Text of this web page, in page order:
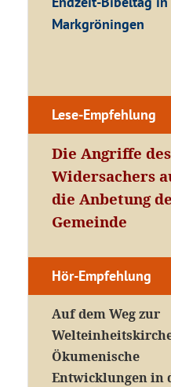
Markgröningen
Lese-Empfehlung
Die Angriffe des
Widersachers
die Anbetung
Gemeinde
Hör-Empfehlung
Auf dem Weg zur
Ökumenische
Entwicklungen in